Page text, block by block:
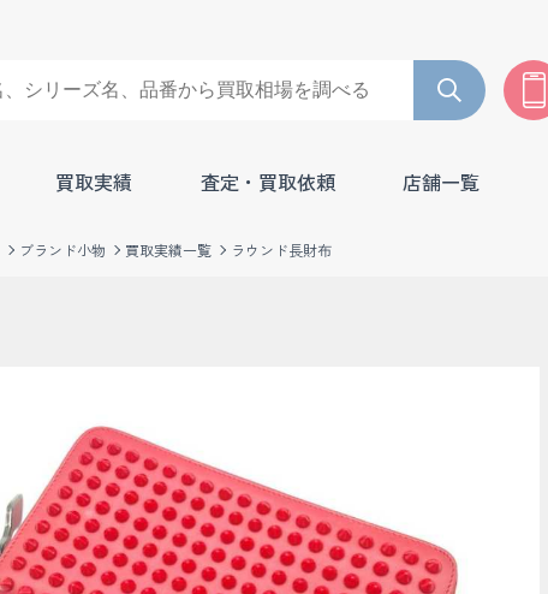
買取実績 査定・買取依頼 店舗一覧
ブランド小物 買取実績一覧 ラウンド長財布